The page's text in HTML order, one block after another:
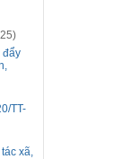
đẩy
TT-
xã,